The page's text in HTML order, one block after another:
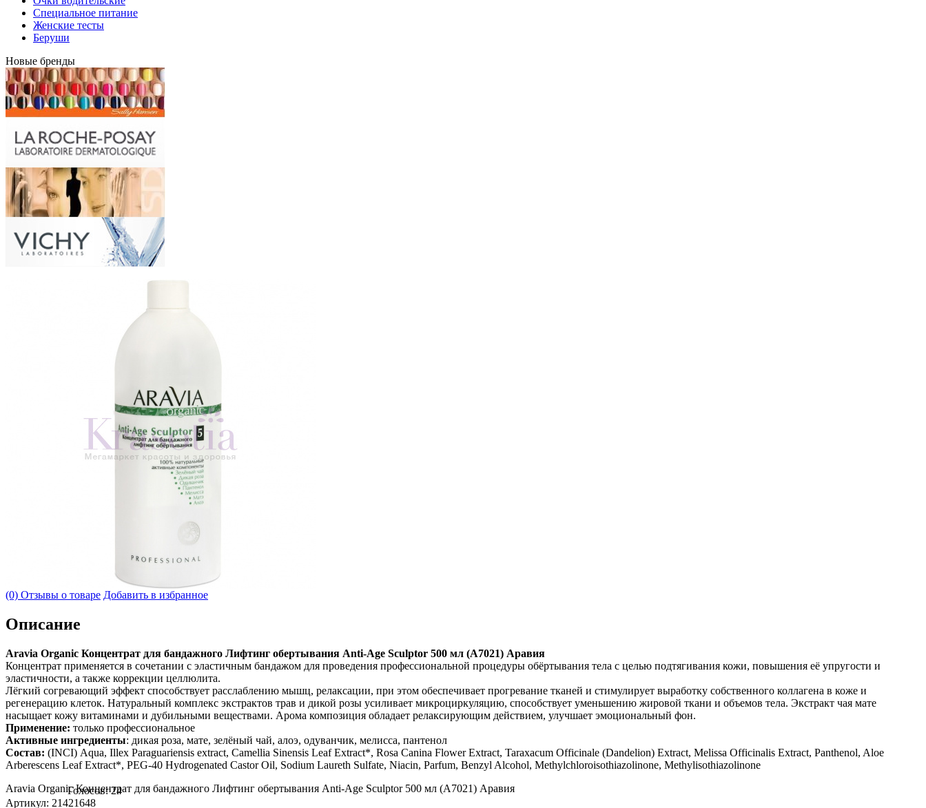
Специальное питание
Женские тесты
Беруши
Новые бренды
(0) Отзывы о товаре Добавить в избранное
Описание
Aravia Organic Концентрат для бандажного Лифтинг обертывания Anti-Age Sculptor 500 мл (А7021) Аравия
Концентрат применяется в сочетании с эластичным бандажом для проведения профессиональной процедуры обёртывания тела с целью подтягивания кожи, повышения её упругости и
эластичности, а также коррекции целлюлита.
Лёгкий согревающий эффект способствует расслаблению мышц, релаксации, при этом обеспечивает прогревание тканей и стимулирует выработку собственного коллагена в коже и
регенерацию клеток. Натуральный комплекс экстрактов трав и дикой розы усиливает микроциркуляцию, способствует уменьшению жировой ткани и объемов тела. Экстракт чая мате
насыщает кожу витаминами и дубильными веществами. Арома композиция обладает релаксирующим действием, улучшает эмоциональный фон.
Применение: только профессиональное
Активные ингредиенты: дикая роза, мате, зелёный чай, алоэ, одуванчик, мелисса, пантенол
Состав: (INCI) Aqua, Illex Paraguariensis extract, Camellia Sinensis Leaf Extract*, Rosa Сanina Flower Extract, Taraxacum Officinale (Dandelion) Extract, Melissa Officinalis Extract, Panthenol, Aloe
Arberescens Leaf Extract*, PEG-40 Hydrogenated Castor Oil, Sodium Laureth Sulfate, Niacin, Parfum, Benzyl Alcohol, Methylchloroisothiazolinone, Methylisothiazolinone
Aravia Organic Концентрат для бандажного Лифтинг обертывания Anti-Age Sculptor 500 мл (А7021) Аравия
Голосов: 24
Артикул: 21421648